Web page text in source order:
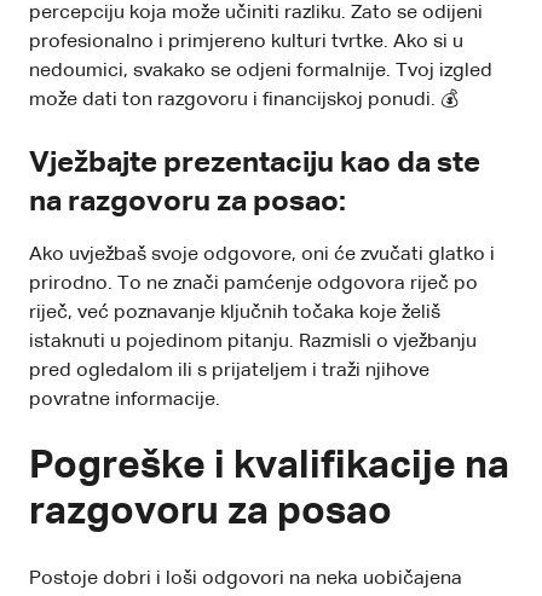
percepciju koja može učiniti razliku. Zato se odijeni
profesionalno i primjereno kulturi tvrtke. Ako si u
nedoumici, svakako se odjeni formalnije. Tvoj izgled
može dati ton razgovoru i financijskoj ponudi. 💰
Vježbajte prezentaciju kao da ste
na razgovoru za posao:
Ako uvježbaš svoje odgovore, oni će zvučati glatko i
prirodno. To ne znači pamćenje odgovora riječ po
riječ, već poznavanje ključnih točaka koje želiš
istaknuti u pojedinom pitanju. Razmisli o vježbanju
pred ogledalom ili s prijateljem i traži njihove
povratne informacije.
Pogreške i kvalifikacije na
razgovoru za posao
Postoje dobri i loši odgovori na neka uobičajena